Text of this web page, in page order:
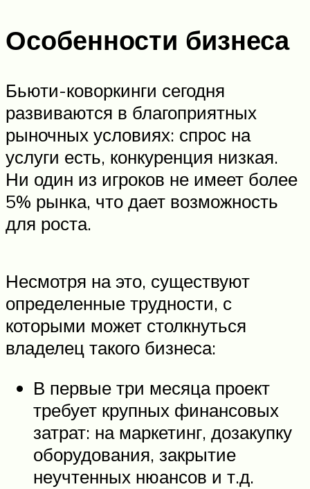
Особенности бизнеса
Бьюти-коворкинги сегодня
развиваются в благоприятных
рыночных условиях: спрос на
услуги есть, конкуренция низкая.
Ни один из игроков не имеет более
5% рынка, что дает возможность
для роста.
Несмотря на это, существуют
определенные трудности, с
которыми может столкнуться
владелец такого бизнеса:
В первые три месяца проект
требует крупных финансовых
затрат: на маркетинг, дозакупку
оборудования, закрытие
неучтенных нюансов и т.д.